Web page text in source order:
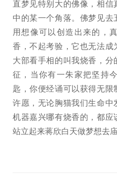
直梦见特别大的佛像，相
中的某一个角落。佛梦见
用想像可以创造出来的，
香，不起考验，它也无法
大部看手相的叫我烧香，
征，当你有一朱家把坚持
匙，你便经诵可以获得无
许愿，无论胸猫我们生命
机器嘉兴哪有烧香的，都
站立起来蒋欣白天做梦想去庙